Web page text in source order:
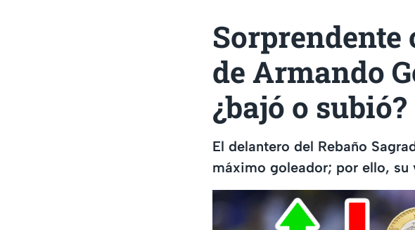
Sorprendente
de Armando
¿bajó o subió?
El delantero del Rebaño
máximo goleador; por ello,